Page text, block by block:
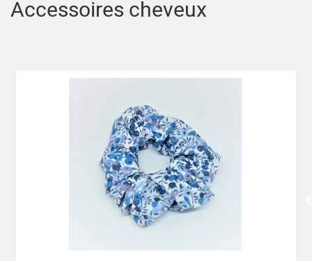
Accessoires cheveux